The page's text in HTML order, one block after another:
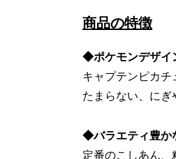
商品の特徴
◆ポケモンデザイ
キャプテンピカ
たまらない、にぎ
◆バラエティ豊か
定番のこしあん、